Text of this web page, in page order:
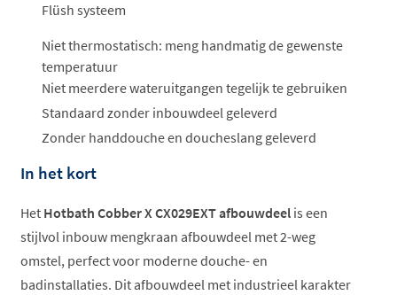
Flüsh systeem
Niet thermostatisch: meng handmatig de gewenste
temperatuur
Niet meerdere wateruitgangen tegelijk te gebruiken
Standaard zonder inbouwdeel geleverd
Zonder handdouche en doucheslang geleverd
In het kort
Het Hotbath Cobber X CX029EXT afbouwdeel is een
stijlvol inbouw mengkraan afbouwdeel met 2-weg
omstel, perfect voor moderne douche- en
badinstallaties. Dit afbouwdeel met industrieel karakter